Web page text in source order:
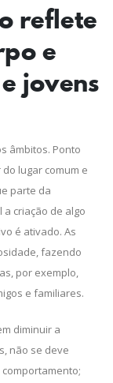
reflete
e
jovens
âmbitos. Ponto
lugar comum e
parte da
criação de algo
é ativado. As
fazendo
por exemplo,
e familiares.
diminuir a
não se deve